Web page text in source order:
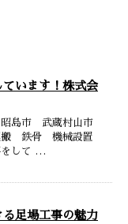
ています！株式会
島市 武蔵村山市
搬 鉄骨 機械設置
をして …
足場工事の魅力